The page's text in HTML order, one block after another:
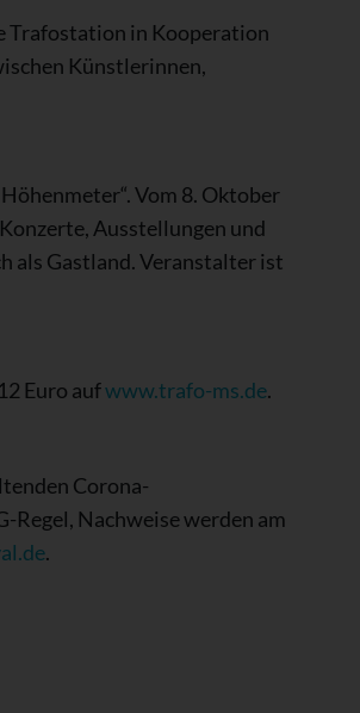
Trafostation in Kooperation
Künstlerinnen,
Vom 8. Oktober
Ausstellungen und
als Gastland. Veranstalter ist
Euro aufwww.trafo-ms.de.
Corona-
Regel, Nachweise werden am
.